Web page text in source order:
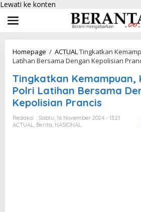
Lewati ke konten
Homepage / ACTUALTingkatkan
Latihan Bersama Dengan Kepolisian
Tingkatkan Kemampuan,
Polri Latihan Bersama
Kepolisian Prancis
Redaksi
Sabtu, 16 November 2024 - 13:21
ACTUAL, Berita, NASIONAL